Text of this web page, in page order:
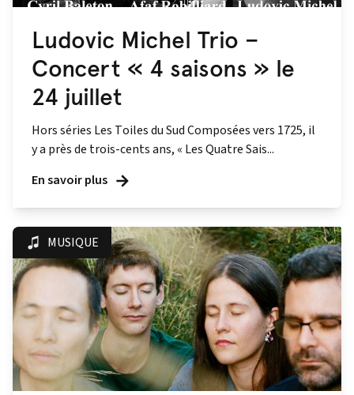
Ludovic Michel Trio –
Concert « 4 saisons » le
24 juillet
Hors séries Les Toiles du Sud Composées vers 1725, il
y a près de trois-cents ans, « Les Quatre Sais...
En savoir plus
MUSIQUE